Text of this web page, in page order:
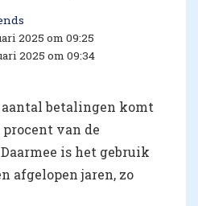
2025 om 09:25
2025 om 09:34
betalingen komt
van de
is het gebruik
afgelopen jaren, zo